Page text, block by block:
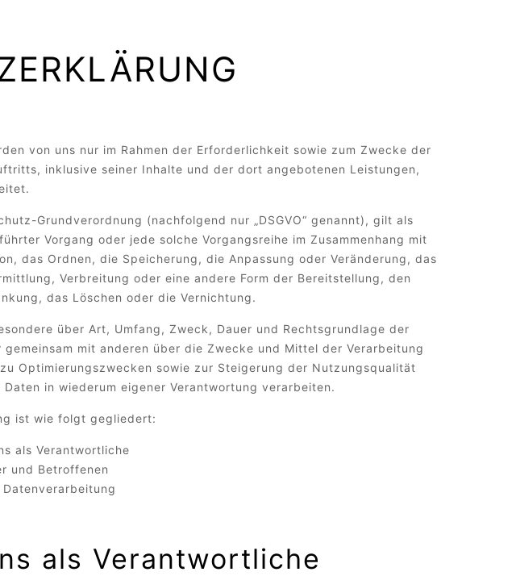
von uns nur im Rahmen der Erforderlichkeit sowie zum Zwecke der
inklusive seiner Inhalte und der dort angebotenen Leistungen,
Grundverordnung (nachfolgend nur „DSGVO“ genannt), gilt als
Vorgang oder jede solche Vorgangsreihe im Zusammenhang mit
das Ordnen, die Speicherung, die Anpassung oder Veränderung, das
Verbreitung oder eine andere Form der Bereitstellung, den
das Löschen oder die Vernichtung.
über Art, Umfang, Zweck, Dauer und Rechtsgrundlage der
mit anderen über die Zwecke und Mittel der Verarbeitung
Optimierungszwecken sowie zur Steigerung der Nutzungsqualität
in wiederum eigener Verantwortung verarbeiten.
ist wie folgt gegliedert:
als Verantwortliche
und Betroffenen
als Verantwortliche